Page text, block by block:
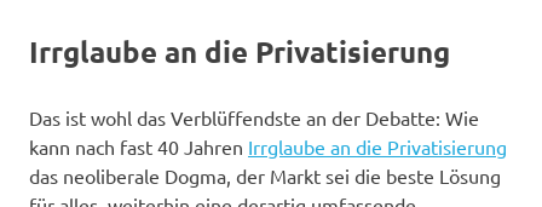
Irrglaube an die Privatisierung
Das ist wohl das Verblüffendste an der Debatte: Wie
kann nach fast 40 Jahren Irrglaube an die Privatisierung
das neoliberale Dogma, der Markt sei die beste Lösung